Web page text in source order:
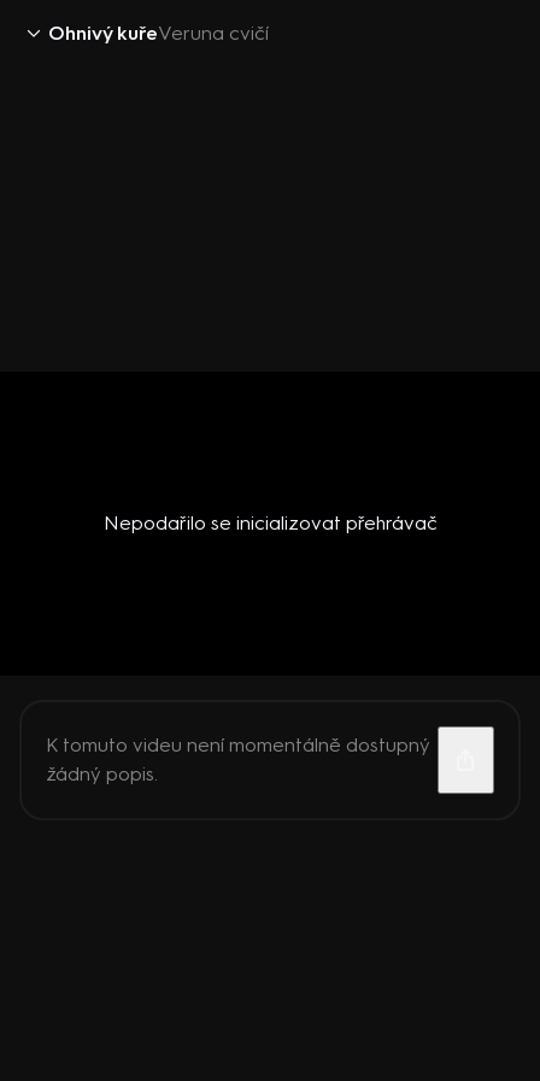
Ohnivý kuřeVeruna cvičí
Nepodařilo se inicializovat přehrávač
K tomuto videu není momentálně dostupný
žádný popis.